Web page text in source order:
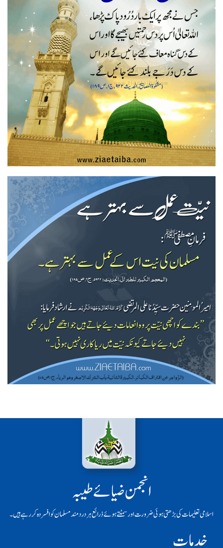
انجمن ضیائے طیبہ
اسلامی تعلیمات کی بڑھتی ہوئی ضرورت اور سمٹتے ہوئے ذرائع ہر دردمند مسلمان کو افسردہ کر رہے ہیں۔
خدمات